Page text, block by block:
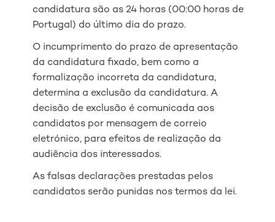
candidatura são as 24 horas (00:00 horas de
Portugal) do último dia do prazo.
O incumprimento do prazo de apresentação
da candidatura fixado, bem como a
formalização incorreta da candidatura,
determina a exclusão da candidatura. A
decisão de exclusão é comunicada aos
candidatos por mensagem de correio
eletrónico, para efeitos de realização da
audiência dos interessados.
As falsas declarações prestadas pelos
candidatos serão punidas nos termos da lei.